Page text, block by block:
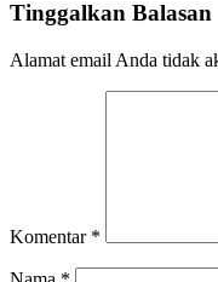
Tinggalkan Balasan
Alamat email Anda tidak
Komentar *